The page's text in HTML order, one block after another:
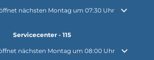
Öffnungs- oder Schließzeiten auszublenden
nächsten Montag um 07:30 Uhr
Servicecenter - 115
Öffnungs- oder Schließzeiten auszublenden
nächsten Montag um 08:00 Uhr